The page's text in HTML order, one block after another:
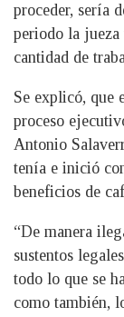
proceder, sería
periodo la jueza
cantidad de
Se explicó, que
proceso
Antonio
tenía e inició
beneficios de
“De manera
sustentos
todo lo que se
como también,